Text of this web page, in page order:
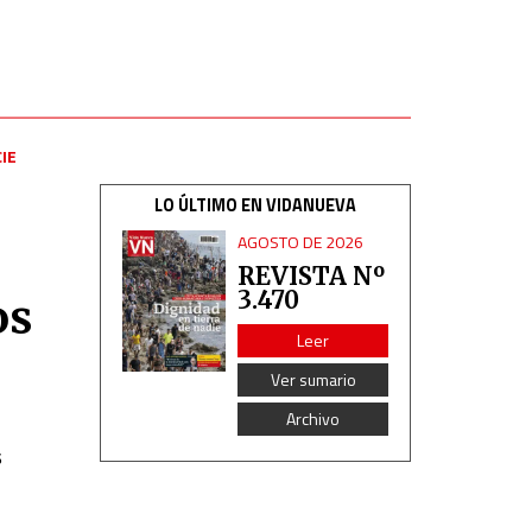
LO ÚLTIMO EN VIDANUEVA
AGOSTO DE 2026
REVISTA Nº
3.470
Leer
Ver sumario
Archivo